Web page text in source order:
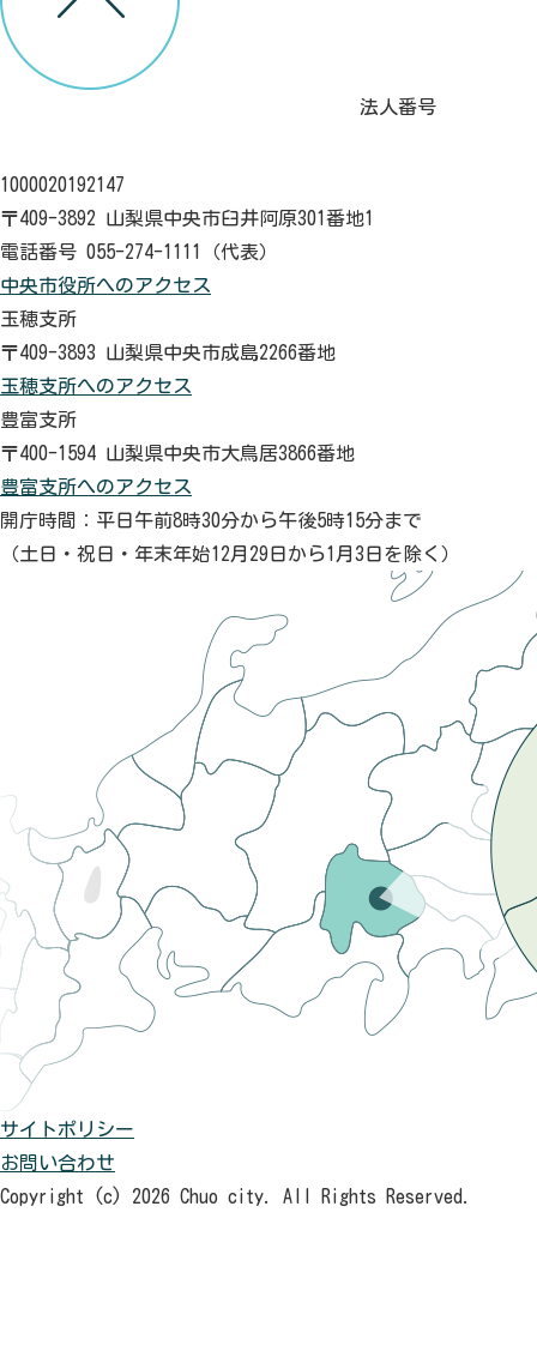
法人番号
1000020192147
〒409-3892 山梨県中央市臼井阿原301番地1
電話番号 055-274-1111（代表）
中央市役所へのアクセス
玉穂支所
〒409-3893 山梨県中央市成島2266番地
玉穂支所へのアクセス
豊富支所
〒400-1594 山梨県中央市大鳥居3866番地
豊富支所へのアクセス
開庁時間：平日午前8時30分から午後5時15分まで
（土日・祝日・年末年始12月29日から1月3日を除く）
サイトポリシー
お問い合わせ
Copyright (c) 2026 Chuo city. All Rights Reserved.